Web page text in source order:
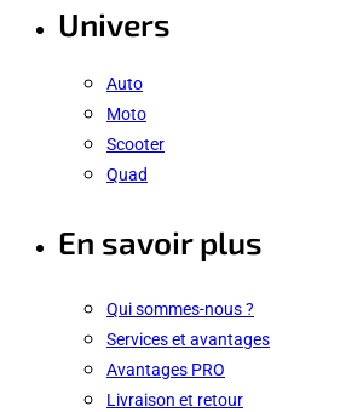
Univers
Auto
Moto
Scooter
Quad
En savoir plus
Qui sommes-nous ?
Services et avantages
Avantages PRO
Livraison et retour